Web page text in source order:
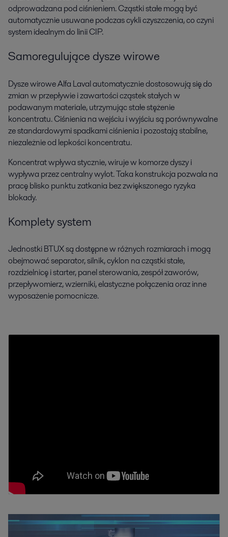
odprowadzana pod ciśnieniem. Cząstki stałe mogą być
automatycznie usuwane podczas cykli czyszczenia, co czyni
system idealnym do linii CIP.
Samoregulujące dysze wirowe
Dysze wirowe Alfa Laval automatycznie dostosowują się do
zmian w przepływie i zawartości cząstek stałych w
podawanym materiale, utrzymując stałe stężenie
koncentratu. Ciśnienia na wejściu i wyjściu są porównywalne
ze standardowymi spadkami ciśnienia i pozostają stabilne,
niezależnie od lepkości koncentratu.
Koncentrat wpływa stycznie, wiruje w komorze dyszy i
wypływa przez centralny wylot. Taka konstrukcja pozwala na
pracę blisko punktu zatkania bez zwiększonego ryzyka
blokady.
Komplety system
Jednostki BTUX są dostępne w różnych rozmiarach i mogą
obejmować separator, silnik, cyklon na cząstki stałe,
rozdzielnicę i starter, panel sterowania, zespół zaworów,
przepływomierz, wzierniki, elastyczne połączenia oraz inne
wyposażenie pomocnicze.